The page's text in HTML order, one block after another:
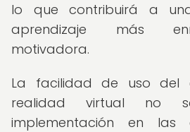
lo que contribuirá a
aprendizaje más
motivadora.
La facilidad de uso del
realidad virtual no
implementación en las